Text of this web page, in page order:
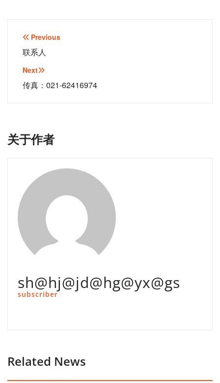
文
章
导
航
Previous
联系人
Next
传真：021-62416974
关于作者
sh@hj@jd@hg@yx@gs
subscriber
Related News